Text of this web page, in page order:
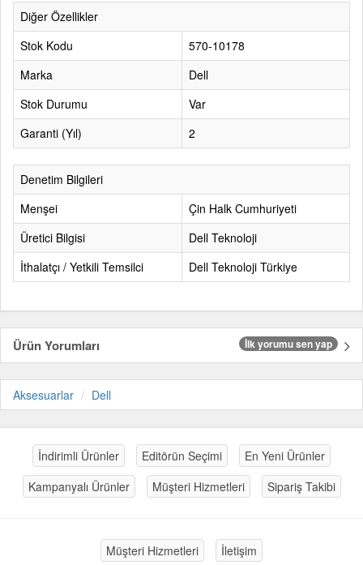
Diğer Özellikler
Stok Kodu
570-10178
Marka
Dell
Stok Durumu
Var
Garanti (Yıl)
2
Denetim Bilgileri
Menşei
Çin Halk Cumhuriyeti
Üretici Bilgisi
Dell Teknoloji
İthalatçı / Yetkili Temsilci
Dell Teknoloji Türkiye
Ürün Yorumları İlk yorumu sen yap
Aksesuarlar Dell
İndirimli Ürünler Editörün Seçimi
En Yeni Ürünler
Kampanyalı Ürünler
Müşteri Hizmetleri Sipariş Takibi
Müşteri Hizmetleri İletişim